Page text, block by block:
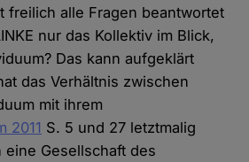
freilich alle Fragen beantwortet
nur das Kollektiv im Blick,
Das kann aufgeklärt
das Verhältnis zwischen
mit ihrem
2011 S. 5 und 27 letztmalig
Gesellschaft des